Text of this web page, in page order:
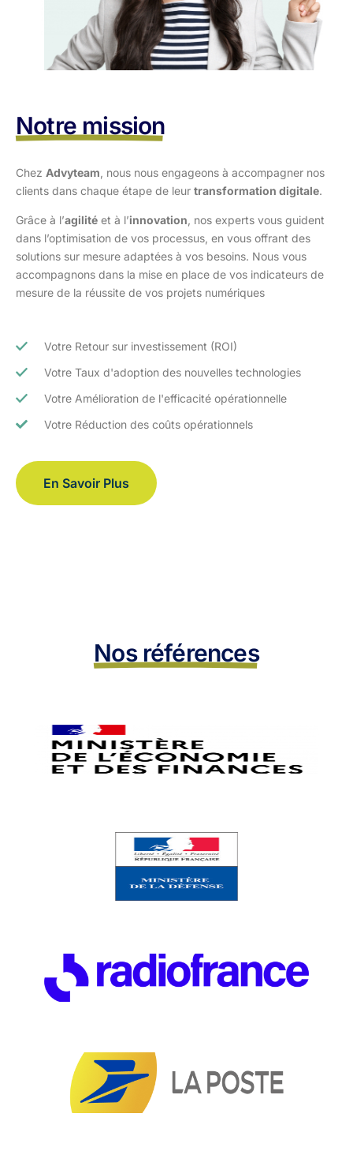
Notre mission
Chez Advyteam , nous nous engageons à accompagner nos
clients dans chaque étape de leur transformation digitale.
Grâce à l’agilité et à l’innovation , nos experts vous guident
dans l’optimisation de vos processus, en vous offrant des
solutions sur mesure adaptées à vos besoins. Nous vous
accompagnons dans la mise en place de vos indicateurs de
mesure de la réussite de vos projets numériques
Votre Retour sur investissement (ROI)
Votre Taux d'adoption des nouvelles technologies
Votre Amélioration de l'efficacité opérationnelle
Votre Réduction des coûts opérationnels
En Savoir Plus
Nos références